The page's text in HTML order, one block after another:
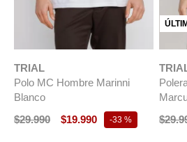
ÚLTIMAS TALLAS
TRIAL
Polo MC Hombre Marinni
Burdeo
$29.990 $19.990 -33 %
$